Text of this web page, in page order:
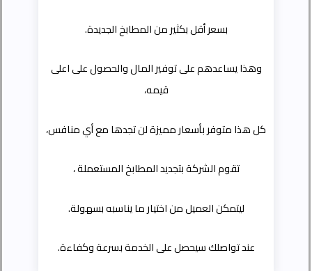
بسعر أقل بكثير من المطابخ الجديدة.
وهذا يساعدهم على توفير المال والحصول على اعلى
قيمه،
كل هذا متوفر بأسعار مميزة لن تجدها مع أي منافس،
تقوم الشركة بتجديد المطابخ المستعملة ،
ليتمكن العميل من اختيار ما يناسبه بسهولة.
عند تواصلك سيحصل على الخدمة بسرعة وكفاءة.